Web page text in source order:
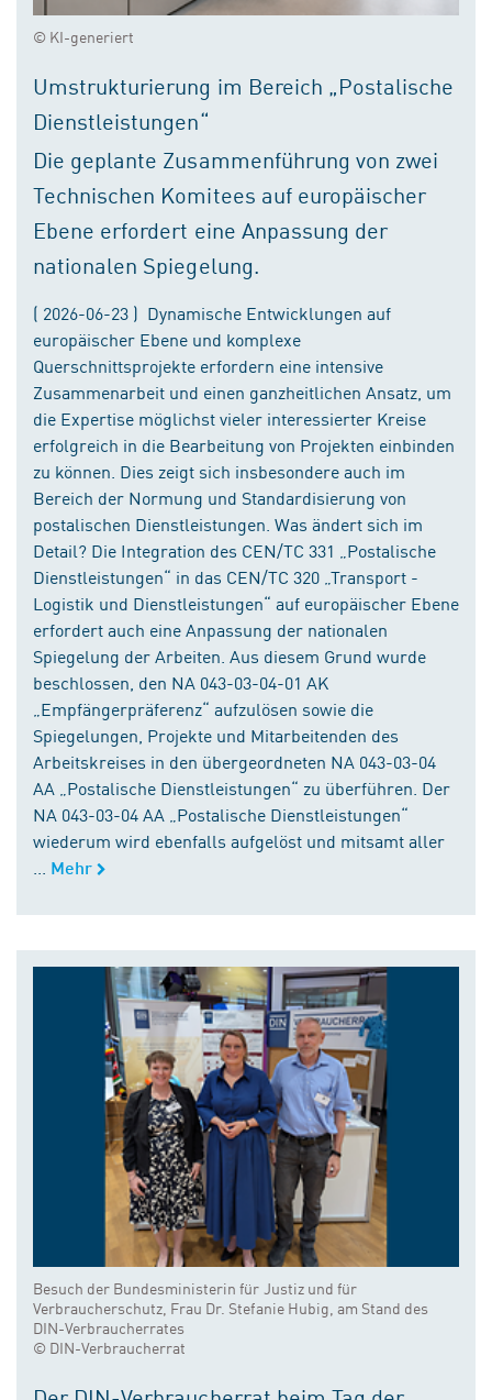
© KI-generiert
Umstrukturierung im Bereich „Postalische
Dienstleistungen“
Die geplante Zusammenführung von zwei
Technischen Komitees auf europäischer
Ebene erfordert eine Anpassung der
nationalen Spiegelung.
( 2026-06-23 ) Dynamische Entwicklungen auf
europäischer Ebene und komplexe
Querschnittsprojekte erfordern eine intensive
Zusammenarbeit und einen ganzheitlichen Ansatz, um
die Expertise möglichst vieler interessierter Kreise
erfolgreich in die Bearbeitung von Projekten einbinden
zu können. Dies zeigt sich insbesondere auch im
Bereich der Normung und Standardisierung von
postalischen Dienstleistungen. Was ändert sich im
Detail? Die Integration des CEN/TC 331 „Postalische
Dienstleistungen“ in das CEN/TC 320 „Transport -
Logistik und Dienstleistungen“ auf europäischer Ebene
erfordert auch eine Anpassung der nationalen
Spiegelung der Arbeiten. Aus diesem Grund wurde
beschlossen, den NA 043-03-04-01 AK
„Empfängerpräferenz“ aufzulösen sowie die
Spiegelungen, Projekte und Mitarbeitenden des
Arbeitskreises in den übergeordneten NA 043-03-04
AA „Postalische Dienstleistungen“ zu überführen. Der
NA 043-03-04 AA „Postalische Dienstleistungen“
wiederum wird ebenfalls aufgelöst und mitsamt aller
Mehr
Besuch der Bundesministerin für Justiz und für
Verbraucherschutz, Frau Dr. Stefanie Hubig, am Stand des
DIN-Verbraucherrates
© DIN-Verbraucherrat